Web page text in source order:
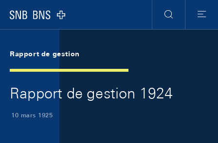
Logo
RechercheMenu
Rapport de gestion
Rapport de gestion 1924
10 mars 1925